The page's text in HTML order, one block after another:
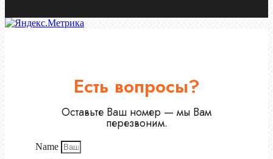
Есть вопросы?
Оставьте Ваш номер — мы Вам
перезвоним.
Name